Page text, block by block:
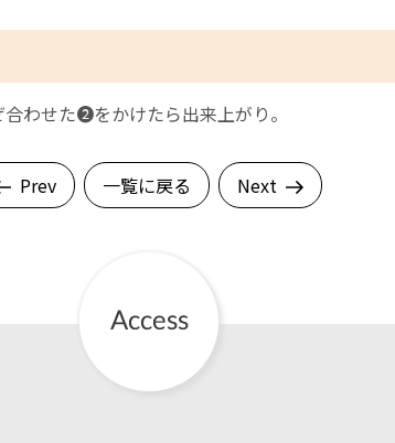
わせた❷をかけたら出来上がり。
Prev 一覧に戻る Next